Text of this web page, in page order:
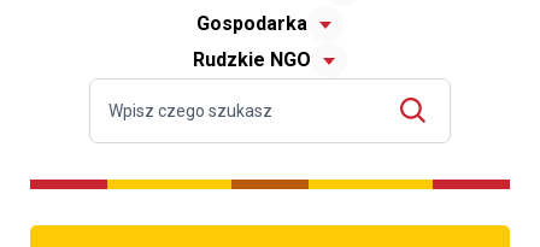
Gospodarka
Rudzkie NGO